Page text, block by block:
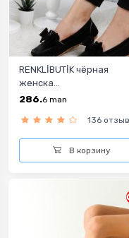
RENKLİBUTİK чёрная
женска...
286.6 man
136
В корзину